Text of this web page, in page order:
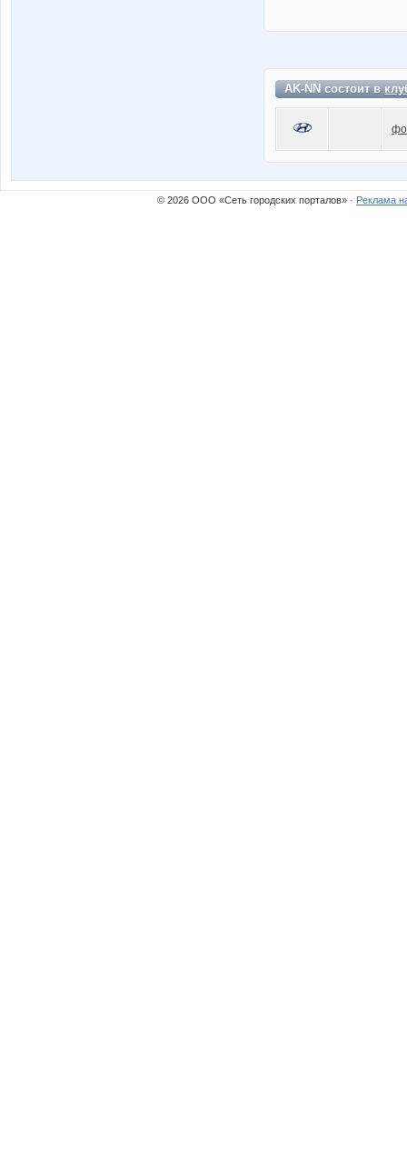
AK-NN состоит в
© 2026 ООО «Сеть городских порталов» · Реклама